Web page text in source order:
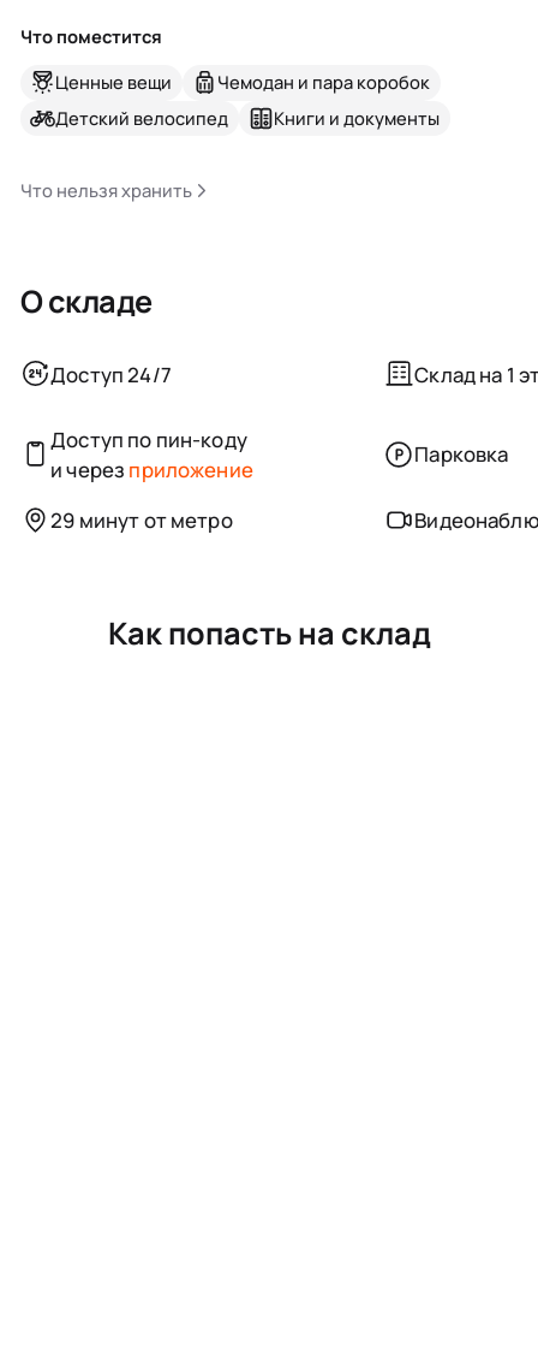
Что поместится
Ценные вещи
Чемодан и пара коробок
Детский велосипед
Книги и документы
Что нельзя хранить
О складе
Доступ 24/7 Склад на 1
Доступ по пин-коду
и через приложение
Парковка
29 минут от метро
Как попасть на склад